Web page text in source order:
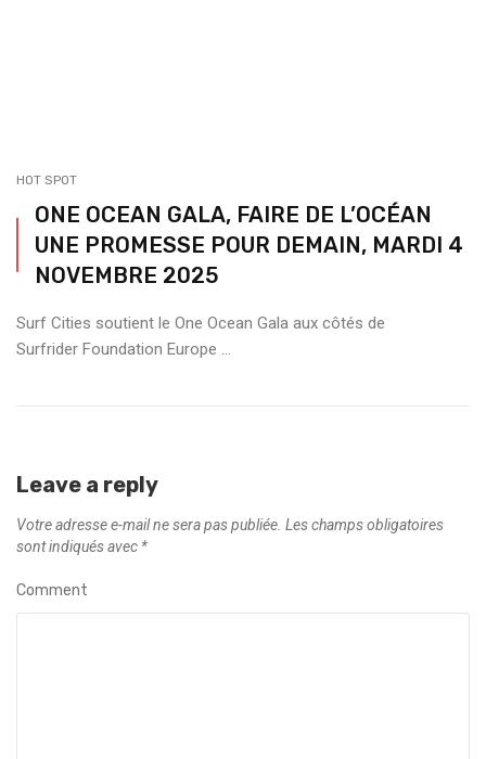
HOT SPOT
ONE OCEAN GALA, FAIRE DE L’OCÉAN
UNE PROMESSE POUR DEMAIN, MARDI 4
NOVEMBRE 2025
Surf Cities soutient le One Ocean Gala aux côtés de
Surfrider Foundation Europe ...
Leave a reply
Votre adresse e-mail ne sera pas publiée. Les champs obligatoires
sont indiqués avec *
Comment